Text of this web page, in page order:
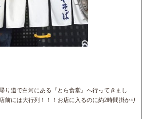
り道で白河にある『とら食堂』へ行ってきまし
前には大行列！！！お店に入るのに約2時間掛かり